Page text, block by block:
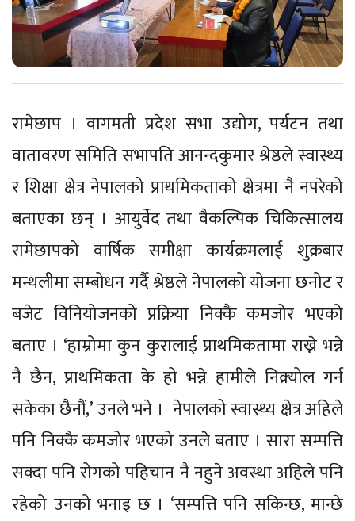
रामेछाप । वागमती प्रदेश सभा उद्योग, पर्यटन तथा
वातावरण समिति सभापति आनन्दकुमार श्रेष्ठले स्वास्थ्य
र शिक्षा क्षेत्र नेपालको प्राथमिकताको क्षेत्रमा नै नपरेको
बताएका छन् । आयुर्वेद तथा वैकल्पिक चिकित्सालय
रामेछापको वार्षिक समीक्षा कार्यक्रमलाई शुक्रबार
मन्थलीमा सम्बोधन गर्दै श्रेष्ठले नेपालको योजना छनोट र
बजेट विनियोजनको प्रक्रिया निक्कै कमजोर भएको
बताए । ‘हाम्रोमा कुन कुरालाई प्राथमिकतामा राख्ने भन्ने
नै छैन, प्राथमिकता के हो भन्ने हामीले निक्र्योल गर्न
सकेका छैनौं,’ उनले भने । नेपालको स्वास्थ्य क्षेत्र अहिले
पनि निक्कै कमजोर भएको उनले बताए । सारा सम्पत्ति
सक्दा पनि रोगको पहिचान नै नहुने अवस्था अहिले पनि
रहेको उनको भनाइ छ । ‘सम्पत्ति पनि सकिन्छ, मान्छे